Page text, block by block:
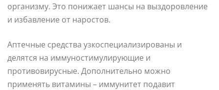
организму. Это понижает шансы на выздоровление
и избавление от наростов.
Аптечные средства узкоспециализированы и
делятся на иммуностимулирующие и
противовирусные. Дополнительно можно
применять витамины – иммунитет подавит